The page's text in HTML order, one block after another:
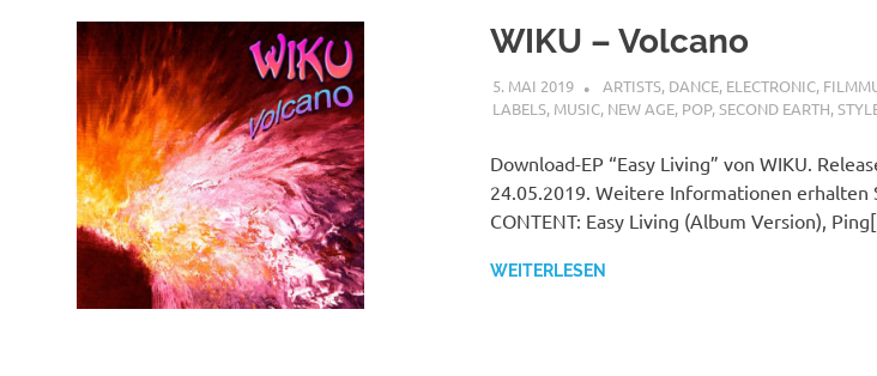
WIKU – Volcano
5. MAI 2019 STEFANBRAUN
ARTISTS, DANCE, ELECTRONIC,
LABELS, MUSIC, NEW AGE, POP,SECOND EARTH,
Download-EP “Easy Living” von WIKU.
24.05.2019. Weitere Informationen erhalten
CONTENT: Easy Living (Album Version),
WEITERLESEN